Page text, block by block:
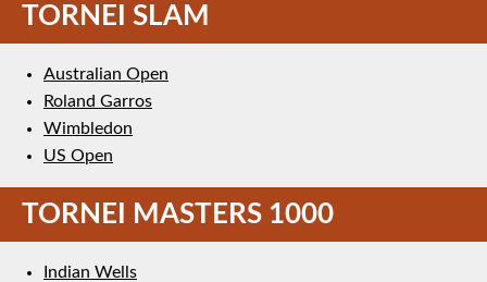
TORNEI SLAM
Australian Open
Roland Garros
Wimbledon
US Open
TORNEI MASTERS 1000
Indian Wells